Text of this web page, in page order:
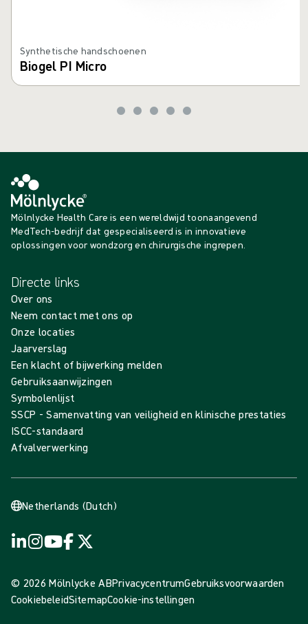
Synthetische handschoenen
Biogel PI Micro
Mölnlycke Health Care is een wereldwijd toonaangevend
MedTech-bedrijf dat gespecialiseerd is in innovatieve
oplossingen voor wondzorg en chirurgische ingrepen.
Directe links
Over ons
Neem contact met ons op
Onze locaties
Jaarverslag
Een klacht of bijwerking melden
Gebruiksaanwijzingen
Symbolenlijst
SSCP - Samenvatting van veiligheid en klinische prestaties
ISCC-standaard
Afvalverwerking
Netherlands (Dutch)
© 2026 Mölnlycke ABPrivacycentrumGebruiksvoorwaarden
CookiebeleidSitemapCookie-instellingen